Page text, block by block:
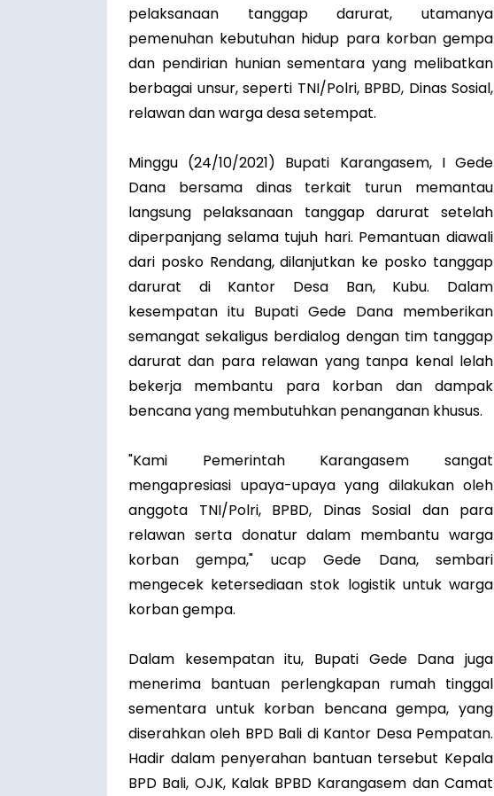
pelaksanaan tanggap darurat, utamanya
pemenuhan kebutuhan hidup para korban gempa
dan pendirian hunian sementara yang melibatkan
berbagai unsur, seperti TNI/Polri, BPBD, Dinas Sosial,
relawan dan warga desa setempat.
Minggu (24/10/2021) Bupati Karangasem, I Gede
Dana bersama dinas terkait turun memantau
langsung pelaksanaan tanggap darurat setelah
diperpanjang selama tujuh hari. Pemantuan diawali
dari posko Rendang, dilanjutkan ke posko tanggap
darurat di Kantor Desa Ban, Kubu. Dalam
kesempatan itu Bupati Gede Dana memberikan
semangat sekaligus berdialog dengan tim tanggap
darurat dan para relawan yang tanpa kenal lelah
bekerja membantu para korban dan dampak
bencana yang membutuhkan penanganan khusus.
"Kami Pemerintah Karangasem sangat
mengapresiasi upaya-upaya yang dilakukan oleh
anggota TNI/Polri, BPBD, Dinas Sosial dan para
relawan serta donatur dalam membantu warga
korban gempa," ucap Gede Dana, sembari
mengecek ketersediaan stok logistik untuk warga
korban gempa.
Dalam kesempatan itu, Bupati Gede Dana juga
menerima bantuan perlengkapan rumah tinggal
sementara untuk korban bencana gempa, yang
diserahkan oleh BPD Bali di Kantor Desa Pempatan.
Hadir dalam penyerahan bantuan tersebut Kepala
BPD Bali, OJK, Kalak BPBD Karangasem dan Camat